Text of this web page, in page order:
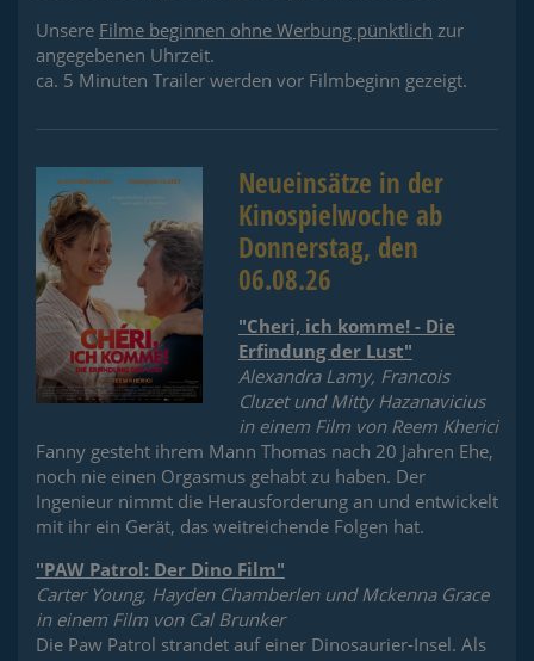
Unsere Filme beginnen ohne Werbung pünktlich zur
angegebenen Uhrzeit.
ca. 5 Minuten Trailer werden vor Filmbeginn gezeigt.
Neueinsätze in der
Kinospielwoche ab
Donnerstag, den
06.08.26
"Cheri, ich komme! - Die
Erfindung der Lust"
Alexandra Lamy, Francois
Cluzet und Mitty Hazanavicius
in einem Film von Reem Kherici
Fanny gesteht ihrem Mann Thomas nach 20 Jahren Ehe,
noch nie einen Orgasmus gehabt zu haben. Der
Ingenieur nimmt die Herausforderung an und entwickelt
mit ihr ein Gerät, das weitreichende Folgen hat.
"PAW Patrol: Der Dino Film"
Carter Young, Hayden Chamberlen und Mckenna Grace
in einem Film von Cal Brunker
Die Paw Patrol strandet auf einer Dinosaurier-Insel. Als